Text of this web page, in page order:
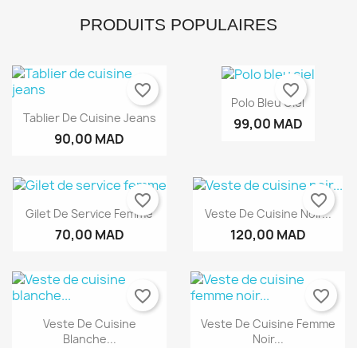
Ajouter à ma liste d'envies
Créer une liste d'envies
Nom de la liste d'envies
Créer une liste d'envies
((modalTitle))
((cancelText)) ((modalDeleteText))
Connexion
Vous devez être connecté pour ajouter des produits à
votre liste d'envies.
Annuler Connexion
PRODUITS POPULAIRES
Tablier De Cuisine Jeans
90,00 MAD
favorite_border
Polo Bleu Ciel
99,00 MAD
favorite_border
Gilet De Service Femme
70,00 MAD
favorite_border
Veste De Cuisine Noir...
120,00 MAD
favorite_border
Veste De Cuisine
Blanche...
favorite_border
Veste De Cuisine Femme
Noir...
favorite_border